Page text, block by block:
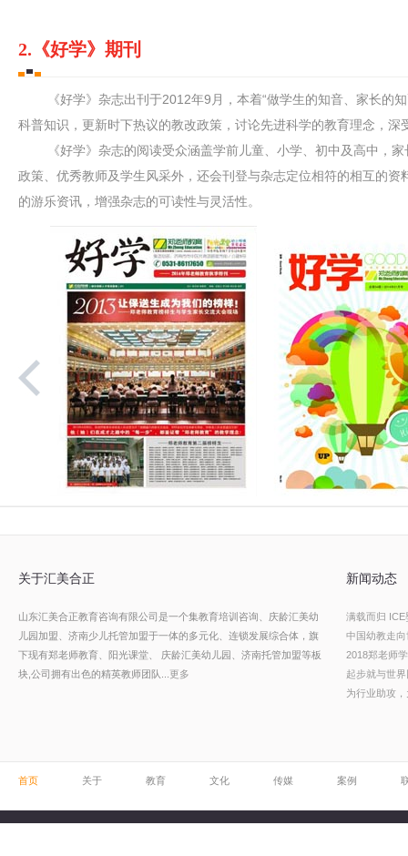
2.《好学》期刊
《好学》杂志出刊于2012年9月，本着“做学生的知音、家长的知
科普知识，更新时下热议的教改政策，讨论先进科学的教育理念，深
《好学》杂志的阅读受众涵盖学前儿童、小学、初中及高中，家
政策、优秀教师及学生风采外，还会刊登与杂志定位相符的相互的
的游乐资讯，增强杂志的可读性与灵活性。
关于汇美合正
山东汇美合正教育咨询有限公司是一个集教育培训咨询、庆龄汇美幼
儿园加盟、济南少儿托管加盟于一体的多元化、连锁发展综合体，旗
下现有郑老师教育、阳光课堂、 庆龄汇美幼儿园、济南托管加盟等板
块, 公司拥有出色的精英教师团队... 更多
新闻动态
满载而归
中国幼教走
2018郑老师
起步就与世
为行业助攻
首页 关于 教育 文化 传媒 案例